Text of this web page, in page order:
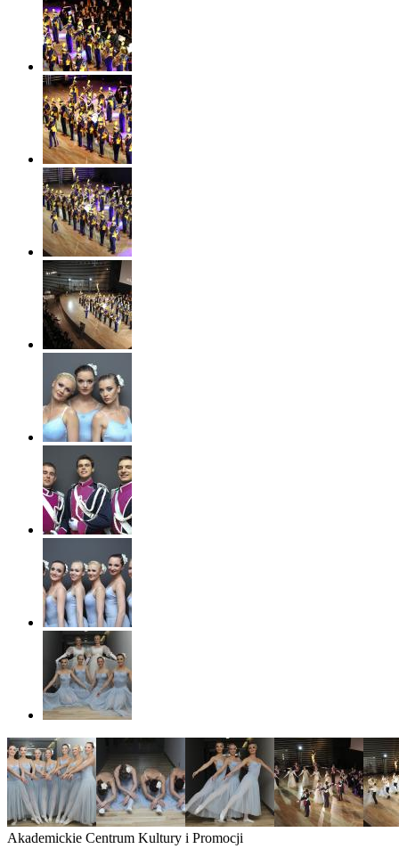
Akademickie Centrum Kultury i Promocji